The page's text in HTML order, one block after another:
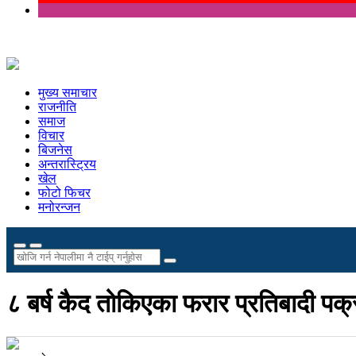
मुख्य समाचार
राजनीति
समाज
विचार
बिजनेस
अन्तरास्ट्रिय
खेल
फोटो फिचर
मनोरन्जन
८ बर्ष कैद तोकिएका फरार प्रतिबादी